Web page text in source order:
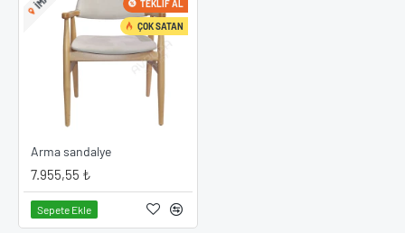
TEKLIF AL
ÇOK SATAN
Arma sandalye
7.955,55 ₺
Sepete Ekle